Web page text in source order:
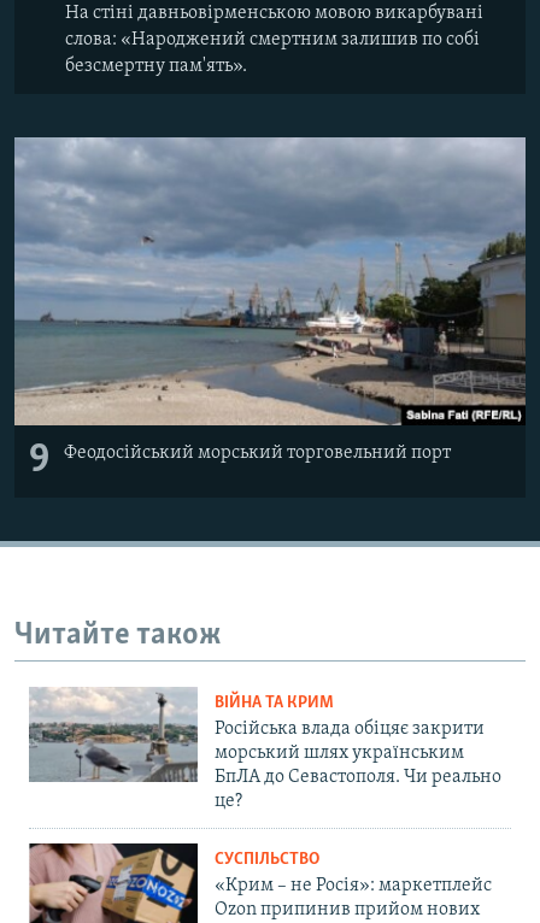
На стіні давньовірменською мовою викарбувані
слова: «Народжений смертним залишив по собі
безсмертну пам'ять».
9 Феодосійський морський торговельний порт
Читайте також
ВІЙНА ТА КРИМ
Російська влада обіцяє закрити
морський шлях українським
БпЛА до Севастополя. Чи реально
це?
СУСПІЛЬСТВО
«Крим – не Росія»: маркетплейс
Ozon припинив прийом нових